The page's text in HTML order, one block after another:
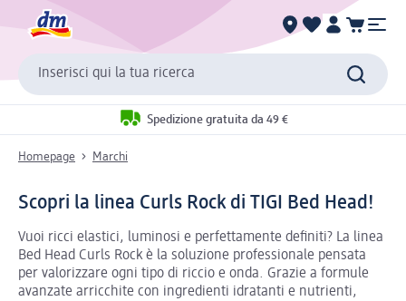
Inserisci qui la tua ricerca
Spedizione gratuita da 49 €
Homepage Marchi
Scopri la linea Curls Rock di TIGI Bed Head!
Vuoi ricci elastici, luminosi e perfettamente definiti? La linea
Bed Head Curls Rock è la soluzione professionale pensata
per valorizzare ogni tipo di riccio e onda. Grazie a formule
avanzate arricchite con ingredienti idratanti e nutrienti,